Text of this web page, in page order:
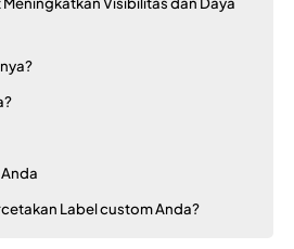
Label custom Anda?